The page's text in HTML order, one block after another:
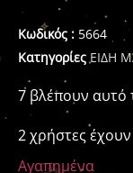
Κωδικός : 5664
Κατηγορίες ΕΙΔΗ
7 βλέπουν αυτό
2 χρήστες
Αγαπημένα